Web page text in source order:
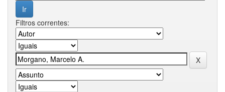
Filtros correntes: